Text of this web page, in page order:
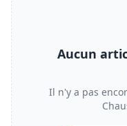
Aucun
Il n'y a pas